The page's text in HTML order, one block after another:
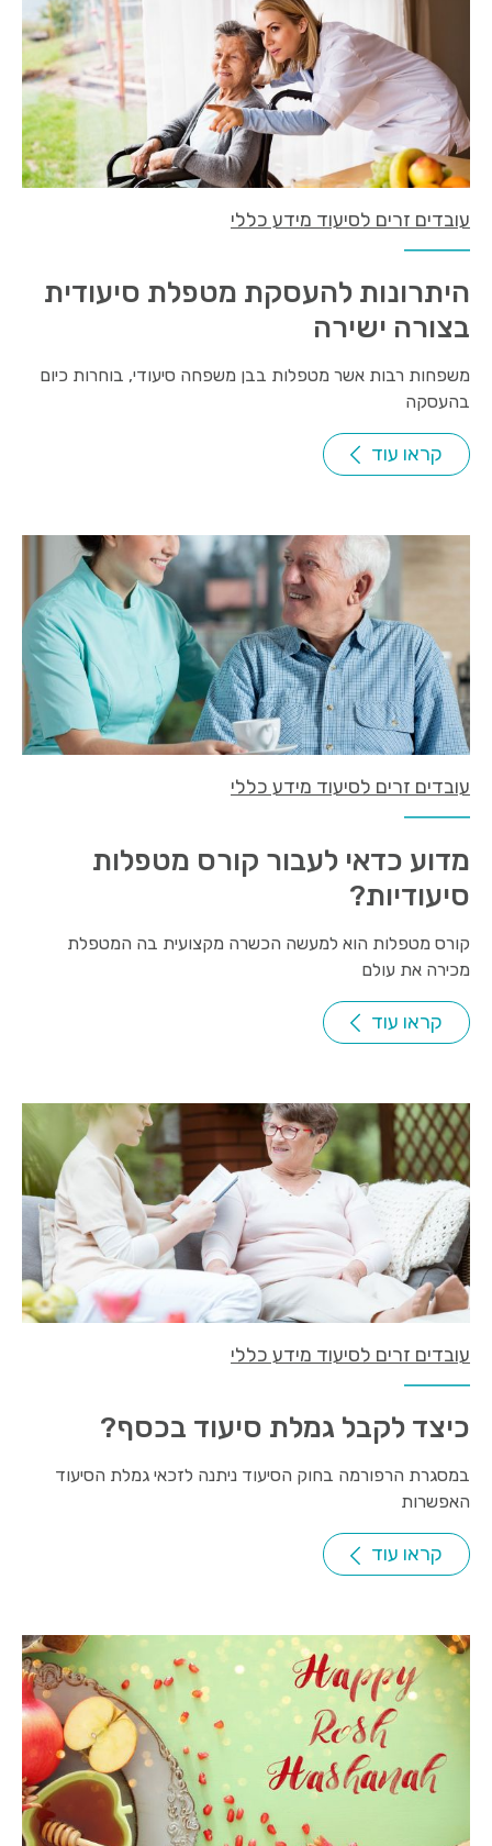
עובדים זרים לסיעוד מידע כללי
היתרונות להעסקת מטפלת סיעודית
בצורה ישירה
משפחות רבות אשר מטפלות בבן משפחה סיעודי, בוחרות כיום
בהעסקה
קראו עוד
עובדים זרים לסיעוד מידע כללי
מדוע כדאי לעבור קורס מטפלות
סיעודיות?
קורס מטפלות הוא למעשה הכשרה מקצועית בה המטפלת
מכירה את עולם
קראו עוד
עובדים זרים לסיעוד מידע כללי
כיצד לקבל גמלת סיעוד בכסף?
במסגרת הרפורמה בחוק הסיעוד ניתנה לזכאי גמלת הסיעוד
האפשרות
קראו עוד